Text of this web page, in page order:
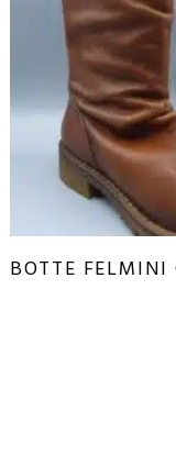
BOTTE FELMINI